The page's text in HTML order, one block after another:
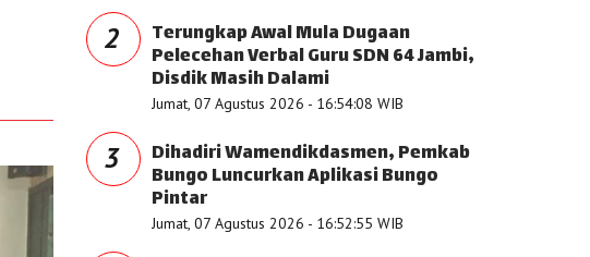
2 Terungkap Awal Mula Dugaan
Pelecehan Verbal Guru SDN 64 Jambi,
Disdik Masih Dalami
Jumat, 07 Agustus 2026 - 16:54:08 WIB
3 Dihadiri Wamendikdasmen, Pemkab
Bungo Luncurkan Aplikasi Bungo
Pintar
Jumat, 07 Agustus 2026 - 16:52:55 WIB